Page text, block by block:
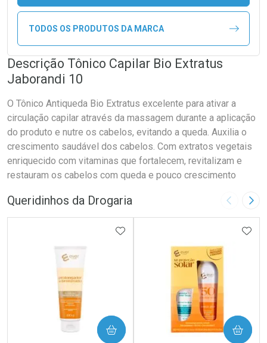
TODOS OS PRODUTOS DA MARCA
Descrição Tônico Capilar Bio Extratus
Jaborandi 10
O Tônico Antiqueda Bio Extratus excelente para ativar a
circulação capilar através da massagem durante a aplicação
do produto e nutre os cabelos, evitando a queda. Auxilia o
crescimento saudável dos cabelos. Com extratos vegetais
enriquecido com vitaminas que fortalecem, revitalizam e
restauram os cabelos com queda e pouco crescimento
Queridinhos da Drogaria Imagem
ADICIONAR AOS FAVORITOS
COMPRAR COMPRAR